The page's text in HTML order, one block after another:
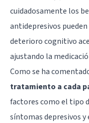
cuidadosamente los
antidepresivos
deterioro cognitivo
ajustando la
Como se ha
tratamiento a cada
factores como el tipo
síntomas depresivos